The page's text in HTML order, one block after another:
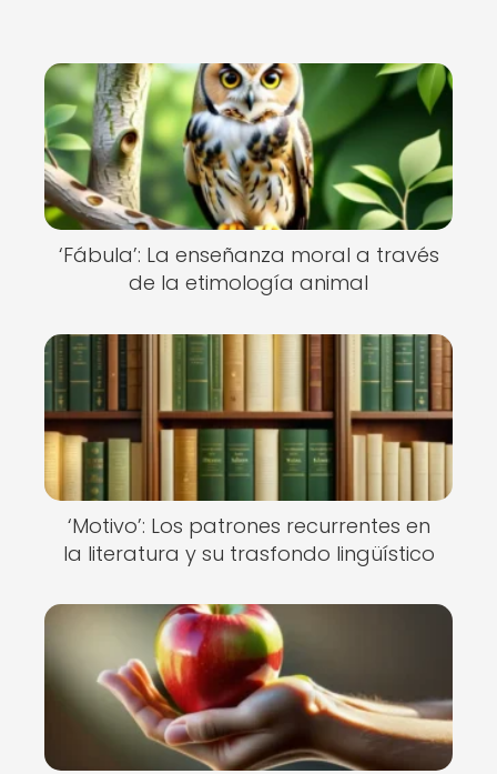
‘Fábula’: La enseñanza moral a través
de la etimología animal
‘Motivo’: Los patrones recurrentes en
la literatura y su trasfondo lingüístico